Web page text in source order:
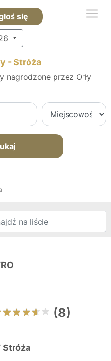
się
- Stróża
nagrodzone przez Orły
(8)
Stróża